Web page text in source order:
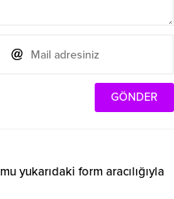
yukarıdaki form aracılığıyla